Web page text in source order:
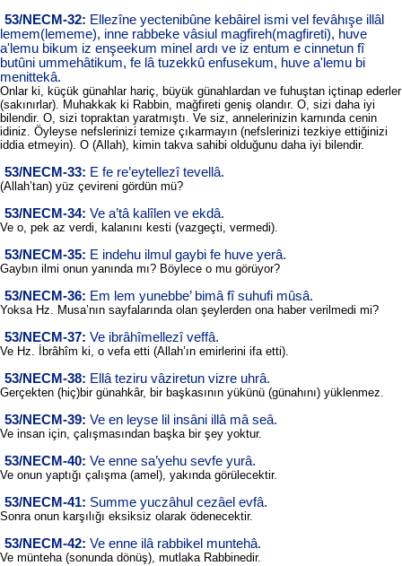
53/NECM-32: Ellezîne yectenibûne kebâirel ismi vel fevâhışe illâl
lemem(lememe), inne rabbeke vâsiul magfireh(magfireti), huve
a'lemu bikum iz enşeekum minel ardı ve iz entum e cinnetun fî
butûni ummehâtikum, fe lâ tuzekkû enfusekum, huve a'lemu bi
menittekâ.
Onlar ki, küçük günahlar hariç, büyük günahlardan ve fuhuştan içtinap ederler
(sakınırlar). Muhakkak ki Rabbin, mağfireti geniş olandır. O, sizi daha iyi
bilendir. O, sizi topraktan yaratmıştı. Ve siz, annelerinizin karnında cenin
idiniz. Öyleyse nefslerinizi temize çıkarmayın (nefslerinizi tezkiye ettiğinizi
iddia etmeyin). O (Allah), kimin takva sahibi olduğunu daha iyi bilendir.
53/NECM-33: E fe re’eytellezî tevellâ.
(Allah’tan) yüz çevireni gördün mü?
53/NECM-34: Ve a’tâ kalîlen ve ekdâ.
Ve o, pek az verdi, kalanını kesti (vazgeçti, vermedi).
53/NECM-35: E indehu ilmul gaybi fe huve yerâ.
Gaybın ilmi onun yanında mı? Böylece o mu görüyor?
53/NECM-36: Em lem yunebbe’ bimâ fî suhufi mûsâ.
Yoksa Hz. Musa’nın sayfalarında olan şeylerden ona haber verilmedi mi?
53/NECM-37: Ve ibrâhîmellezî veffâ.
Ve Hz. İbrâhîm ki, o vefa etti (Allah’ın emirlerini ifa etti).
53/NECM-38: Ellâ teziru vâziretun vizre uhrâ.
Gerçekten (hiç)bir günahkâr, bir başkasının yükünü (günahını) yüklenmez.
53/NECM-39: Ve en leyse lil insâni illâ mâ seâ.
Ve insan için, çalışmasından başka bir şey yoktur.
53/NECM-40: Ve enne sa’yehu sevfe yurâ.
Ve onun yaptığı çalışma (amel), yakında görülecektir.
53/NECM-41: Summe yuczâhul cezâel evfâ.
Sonra onun karşılığı eksiksiz olarak ödenecektir.
53/NECM-42: Ve enne ilâ rabbikel muntehâ.
Ve münteha (sonunda dönüş), mutlaka Rabbinedir.